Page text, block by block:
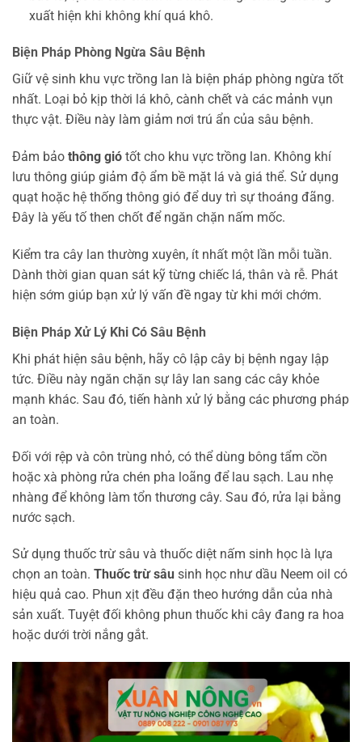
xuất hiện khi không khí quá khô.
Biện Pháp Phòng Ngừa Sâu Bệnh
Giữ vệ sinh khu vực trồng lan là biện pháp phòng ngừa tốt
nhất. Loại bỏ kịp thời lá khô, cành chết và các mảnh vụn
thực vật. Điều này làm giảm nơi trú ẩn của sâu bệnh.
Đảm bảo thông gió tốt cho khu vực trồng lan. Không khí
lưu thông giúp giảm độ ẩm bề mặt lá và giá thể. Sử dụng
quạt hoặc hệ thống thông gió để duy trì sự thoáng đãng.
Đây là yếu tố then chốt để ngăn chặn nấm mốc.
Kiểm tra cây lan thường xuyên, ít nhất một lần mỗi tuần.
Dành thời gian quan sát kỹ từng chiếc lá, thân và rễ. Phát
hiện sớm giúp bạn xử lý vấn đề ngay từ khi mới chớm.
Biện Pháp Xử Lý Khi Có Sâu Bệnh
Khi phát hiện sâu bệnh, hãy cô lập cây bị bệnh ngay lập
tức. Điều này ngăn chặn sự lây lan sang các cây khỏe
mạnh khác. Sau đó, tiến hành xử lý bằng các phương pháp
an toàn.
Đối với rệp và côn trùng nhỏ, có thể dùng bông tẩm cồn
hoặc xà phòng rửa chén pha loãng để lau sạch. Lau nhẹ
nhàng để không làm tổn thương cây. Sau đó, rửa lại bằng
nước sạch.
Sử dụng thuốc trừ sâu và thuốc diệt nấm sinh học là lựa
chọn an toàn. Thuốc trừ sâu sinh học như dầu Neem oil có
hiệu quả cao. Phun xịt đều đặn theo hướng dẫn của nhà
sản xuất. Tuyệt đối không phun thuốc khi cây đang ra hoa
hoặc dưới trời nắng gắt.